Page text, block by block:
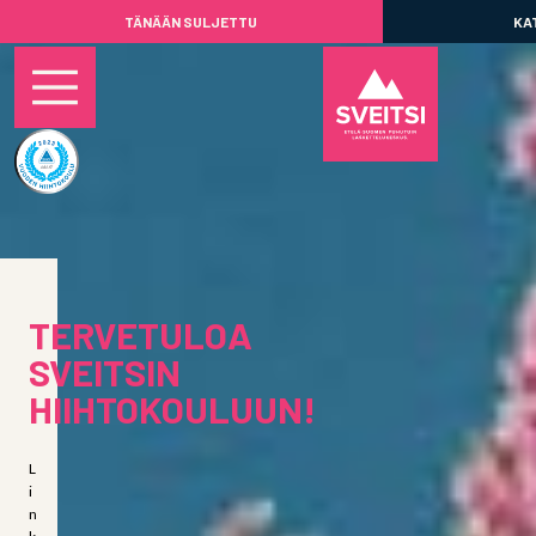
TÄNÄÄN SULJETTU
TERVETULOA
SVEITSIN
HIIHTOKOULUUN!
L
i
n